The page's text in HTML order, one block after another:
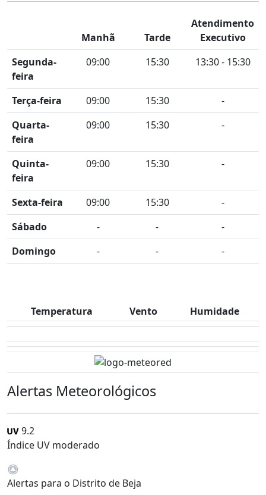
Manhã Tarde
Atendimento
Executivo
Segunda-
feira
09:00 15:30 13:30 - 15:30
Terça-feira 09:00 15:30
-
Quarta-
feira
09:00 15:30 -
Quinta-
feira
09:00 15:30 -
Sexta-feira 09:00 15:30
-
Sábado
- -
-
Domingo
- - -
Temperatura Vento Humidade
Alertas Meteorológicos
9.2
Índice UV moderado
Alertas para o Distrito de Beja